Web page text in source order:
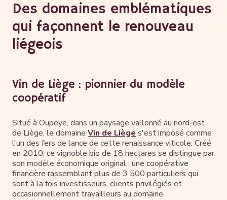
Des domaines emblématiques
qui façonnent le renouveau
liégeois
Vin de Liège : pionnier du modèle
coopératif
Situé à Oupeye, dans un paysage vallonné au nord-est
de Liège, le domaine Vin de Liège s'est imposé comme
l'un des fers de lance de cette renaissance viticole. Créé
en 2010, ce vignoble bio de 18 hectares se distingue par
son modèle économique original : une coopérative
financière rassemblant plus de 3 500 particuliers qui
sont à la fois investisseurs, clients privilégiés et
occasionnellement travailleurs au domaine.